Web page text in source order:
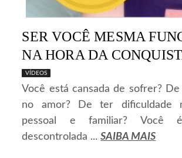
SER VOCÊ MESMA
NA HORA DA
VÍDEOS
Você está cansada de sofrer?
no amor? De ter dificuldade
pessoal e familiar? Você é
descontrolada ...SAIBA MAIS